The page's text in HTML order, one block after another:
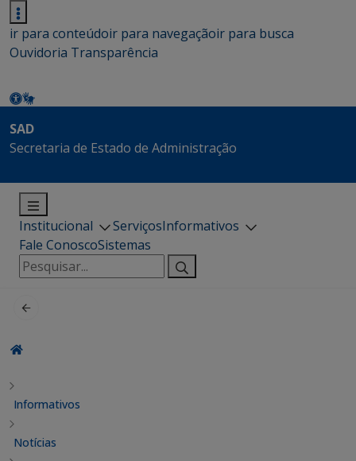
ir para conteúdoir para navegaçãoir para busca
Ouvidoria Transparência
SAD
Secretaria de Estado de Administração
Institucional ServiçosInformativos
Fale ConoscoSistemas
Pesquisar
por:
Informativos
Notícias